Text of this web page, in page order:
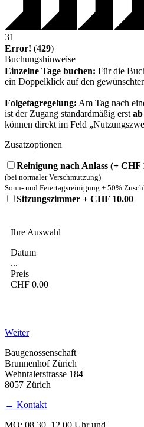
31
Error! (429)
Buchungshinweise
Einzelne Tage buchen: Für die
ein Doppelklick auf den
Folgetagregelung: Am Tag nach
ist der Zugang standardmäßig erst
können direkt im Feld
Zusatzoptionen
Reinigung nach Anlass (+ CHF
(bei normaler Verschmutzung)
Sonn- und Feiertagsreinigung + 50%
Sitzungszimmer + CHF 10.00
Ihre Auswahl
Datum
...
Preis
CHF 0.00
Weiter
Baugenossenschaft
Brunnenhof Zürich
Wehntalerstrasse 184
8057 Zürich
→ Kontakt
MO: 08.30–12.00 Uhr und